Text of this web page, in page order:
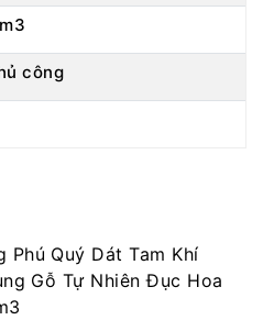
công
Quý Dát Tam Khí
Gỗ Tự Nhiên Đục Hoa